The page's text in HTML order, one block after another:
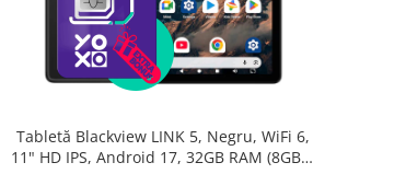
Tabletă Blackview LINK 5, Negru, WiFi 6,
11" HD IPS, Android 17, 32GB RAM (8GB +